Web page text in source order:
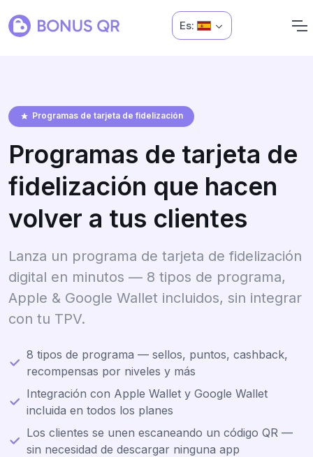
Es:
Programas de tarjeta de fidelización
Programas de tarjeta de
fidelización que hacen
volver a tus clientes
Lanza un programa de tarjeta de fidelización
digital en minutos — 8 tipos de programa,
Apple & Google Wallet incluidos, sin integrar
con tu TPV.
8 tipos de programa — sellos, puntos, cashback,
recompensas por niveles y más
Integración con Apple Wallet y Google Wallet
incluida en todos los planes
Los clientes se unen escaneando un código QR —
sin necesidad de descargar ninguna app